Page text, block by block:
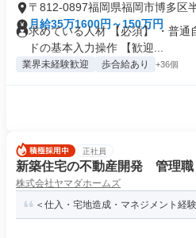
〒812-0897福岡県福岡市博多区
月給35万1600円～150万円
求めている人材 【必須】 ・普通
ドの基本入力操作 【歓迎...
業界未経験歓迎 歩合給あり +36個
正社員
新築住宅の不動産開発 管理職
株式会社ヤマダホームズ
＜仕入・宅地造成・マネジメント経